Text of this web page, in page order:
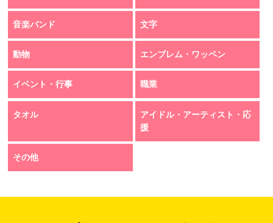
音楽バンド 文字
動物 エンブレム・ワッペン
イベント・行事 職業
タオル
アイドル・アーティスト・応
援
その他